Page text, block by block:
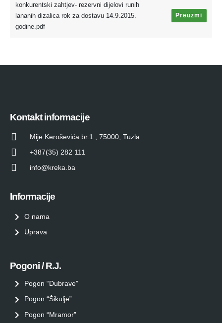
konkurentski zahtjev- rezervni dijelovi runih
lananih dizalica rok za dostavu 14.9.2015.
godine.pdf
Preuzmi
Kontakt informacije
Mije Keroševića br.1 , 75000, Tuzla
+387(35) 282 111
info@kreka.ba
Informacije
O nama
Uprava
Pogoni / R.J.
Pogon “Dubrave”
Pogon “Šikulje”
Pogon “Mramor”